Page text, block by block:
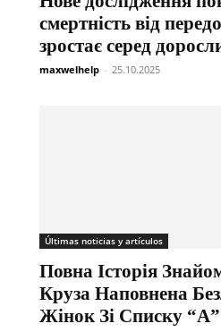
смертність від
зростає серед
maxwelhelp - 25.10.2025
Últimas noticias y artículos
Повна Історія
Круза Наповнена
Жінок Зі Списку “А”